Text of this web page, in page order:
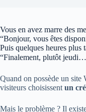
Vous en avez marre des
“Bonjour, vous êtes
Puis quelques heures plus
“Finalement, plutôt
Quand on possède un site
visiteurs choisissent un
Mais le problème ? Il